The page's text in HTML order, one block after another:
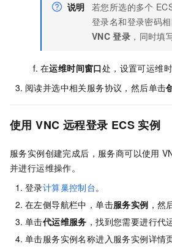
说明 若您所选的多个
登录名和登录密码
VNC 登录 ，同时填
在运维时间窗口处，设置可运维时
阅读并选中相关服务协议，然后单击
使用 VNC 远程登录 ECS 实例
服务实例创建完成后，服务商可以使用
并进行运维操作。
登录计算巢控制台。
在左侧导航栏中，单击服务实例 ，然
单击代运维服务 ，找到您需要进行代
单击服务实例名称进入服务实例详情